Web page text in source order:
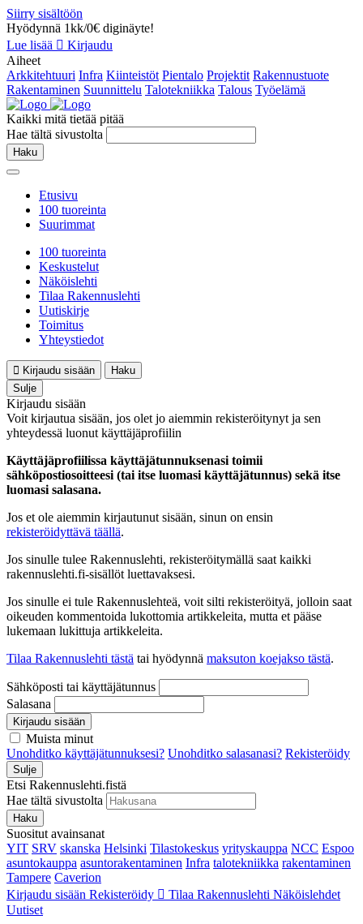
Siirry sisältöön
Hyödynnä 1kk/0€ diginäyte!
Lue lisää
Kirjaudu
Aiheet
Arkkitehtuuri Infra Kiinteistöt Pientalo Projektit Rakennustuote
Rakentaminen Suunnittelu Talotekniikka Talous Työelämä
Kaikki mitä tietää pitää
Hae tältä sivustolta
Haku
Etusivu
100 tuoreinta
Suurimmat
100 tuoreinta
Keskustelut
Näköislehti
Tilaa Rakennuslehti
Uutiskirje
Toimitus
Yhteystiedot
Kirjaudu sisään
Haku
Sulje
Kirjaudu sisään
Voit kirjautua sisään, jos olet jo aiemmin rekisteröitynyt ja sen
yhteydessä luonut käyttäjäprofiilin
Käyttäjäprofiilissa käyttäjätunnuksenasi toimii
sähköpostiosoitteesi (tai itse luomasi käyttäjätunnus) sekä itse
luomasi salasana.
Jos et ole aiemmin kirjautunut sisään, sinun on ensin
rekisteröidyttävä täällä.
Jos sinulle tulee Rakennuslehti, rekisteröitymällä saat kaikki
rakennuslehti.fi-sisällöt luettavaksesi.
Jos sinulle ei tule Rakennuslehteä, voit silti rekisteröityä, jolloin saat
oikeuden kommentoida lukottomia artikkeleita, mutta et pääse
lukemaan lukittuja artikkeleita.
Tilaa Rakennuslehti tästä tai hyödynnä maksuton koejakso tästä.
Sähköposti tai käyttäjätunnus
Salasana
Kirjaudu sisään
Muista minut
Unohditko käyttäjätunnuksesi? Unohditko salasanasi? Rekisteröidy
Sulje
Etsi Rakennuslehti.fistä
Hae tältä sivustolta
Haku
Suositut avainsanat
YIT SRV skanska Helsinki Tilastokeskus yrityskauppa NCC Espoo
asuntokauppa asuntorakentaminen Infra talotekniikka rakentaminen
Tampere Caverion
Kirjaudu sisään Rekisteröidy Tilaa Rakennuslehti Näköislehdet
Uutiset